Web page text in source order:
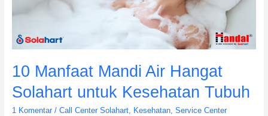
10 Manfaat Mandi Air Hangat
Solahart untuk Kesehatan Tubuh
1 Komentar / Call Center Solahart, Kesehatan, Service Center
Tubuh